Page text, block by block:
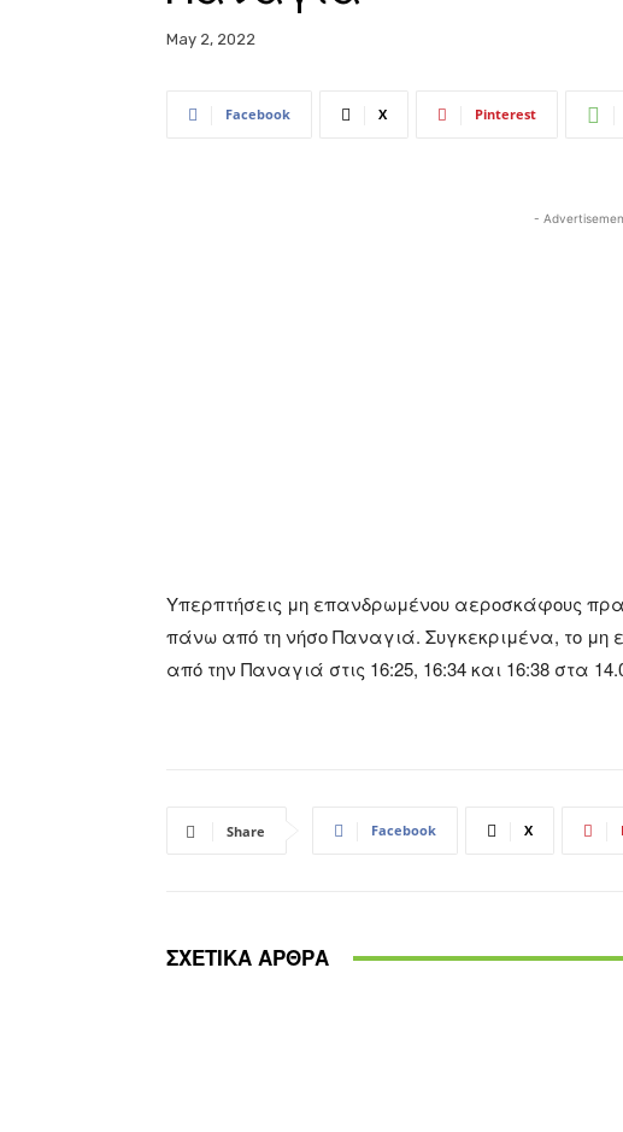
May 2, 2022
Facebook X Pinterest
-
Υπερπτήσεις μη επανδρωμένου αεροσκάφους
πάνω από τη νήσο Παναγιά. Συγκεκριμένα, το
από την Παναγιά στις 16:25, 16:34 και 16:38 στα
Share Facebook X
ΣΧΕΤΙΚΑ ΑΡΘΡΑ